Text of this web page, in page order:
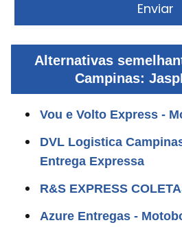
Alternativas
Campinas:
Vou e Volto Express -
DVL Logistica
Entrega Expressa
R&S EXPRESS
Azure Entregas -